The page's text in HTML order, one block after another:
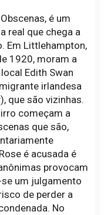
é um
real que chega a
Em Littlehampton,
1920, moram a
Edith Swan
irlandesa
que são vizinhas.
começam a
que são,
é acusada é
provocam
um julgamento
de perder a
No